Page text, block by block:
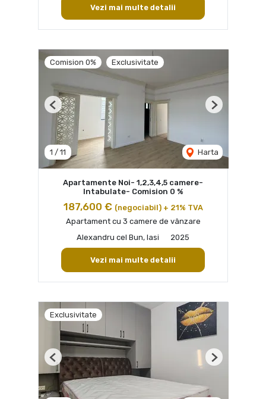
Vezi mai multe detalii
Comision 0% Exclusivitate
1 / 11 Harta
Previous Next
Apartamente Noi- 1,2,3,4,5 camere-
Intabulate- Comision 0 %
187,600 € (negociabil) + 21% TVA
Apartament cu 3 camere de vânzare
Alexandru cel Bun, Iasi
2025
Vezi mai multe detalii
Exclusivitate
Previous Next